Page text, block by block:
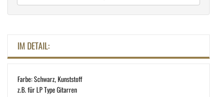
IM DETAIL:
Farbe: Schwarz, Kunststoff
z.B. für LP Type Gitarren